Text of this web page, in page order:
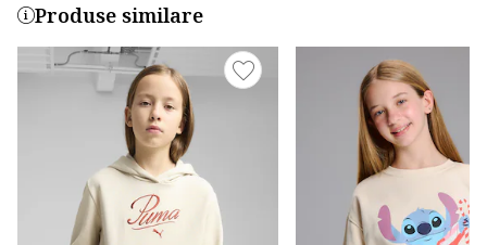
Produse similare